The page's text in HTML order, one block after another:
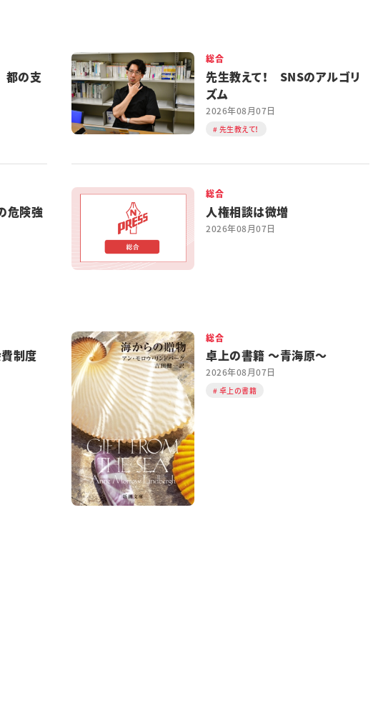
都の支
総合
先生教えて！ SNSのアルゴリ
ズム
2026年08月07日
先生教えて！
危険強
総合
人権相談は微増
2026年08月07日
制度
総合
卓上の書籍 ～青海原～
2026年08月07日
卓上の書籍